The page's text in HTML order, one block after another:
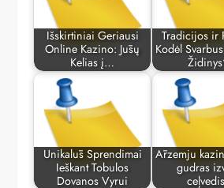
Išskirtiniai Geriausi
Online Kazino: Jūsų
Kelias į…
Tradicijos ir
Kodėl
Unikalūs Sprendimai
Ieškant Tobulos
Dovanos Vyrui
Ārzemju
gudras